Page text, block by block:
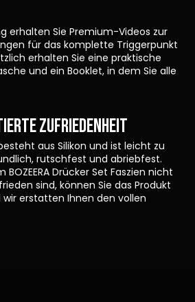
erhalten Sie Premium-Videos zur
für das komplette Triggerpunkt
erhalten Sie eine praktische
und ein Booklet, in dem Sie alle
ZUFRIEDENHEIT
aus Silikon und ist leicht zu
rutschfest und abriebfest.
Drücker Set Faszien nicht
sind, können Sie das Produkt
erstatten Ihnen den vollen